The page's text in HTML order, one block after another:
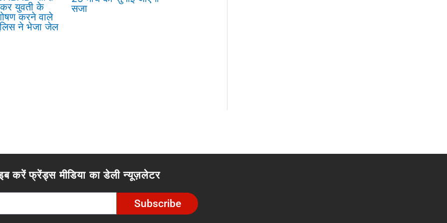
युवती के
करने वाले
ने भेजा जेल
सजा
करें फ्रेंड्स मीडिया का डेली न्यूज़लेटर
Subscribe